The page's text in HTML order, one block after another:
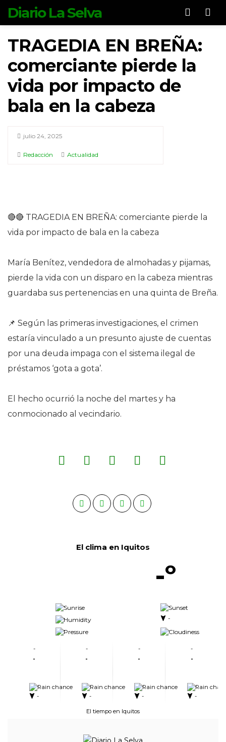
Diario La Selva
TRAGEDIA EN BREÑA:
comerciante pierde la
vida por impacto de
bala en la cabeza
julio 24, 2025
Redacción Actualidad
🔴🔴 TRAGEDIA EN BREÑA: comerciante pierde la
vida por impacto de bala en la cabeza
María Benítez, vendedora de almohadas y pijamas,
pierde la vida con un disparo en la cabeza mientras
guardaba sus pertenencias en una quinta de Breña.
📌 Según las primeras investigaciones, el crimen
estaría vinculado a un presunto ajuste de cuentas
por una deuda impaga con el sistema ilegal de
préstamos ‘gota a gota’.
El hecho ocurrió la noche del martes y ha
conmocionado al vecindario.
El clima en Iquitos
-º
-
-
-
-
-
-
-
-
-
-
-
-
-
-
-
-
-
-
-
-
-
-
El tiempo en Iquitos